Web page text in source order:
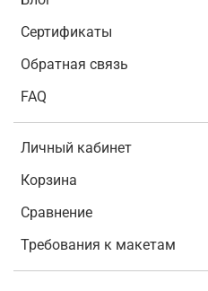
Сертификаты
Обратная связь
FAQ
Личный кабинет
Корзина
Сравнение
Требования к макетам